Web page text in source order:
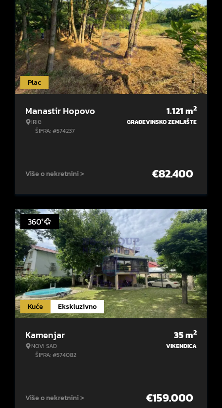
Plac
Manastir Hopovo
IRIG
ŠIFRA: #574237
1.121m2
GRAĐEVINSKO ZEMLJIŠTE
Više o nekretnini > €82.400
Kuće Ekskluzivno
360°
Kamenjar
NOVI SAD
ŠIFRA: #574082
35m2
VIKENDICA
Više o nekretnini > €159.000